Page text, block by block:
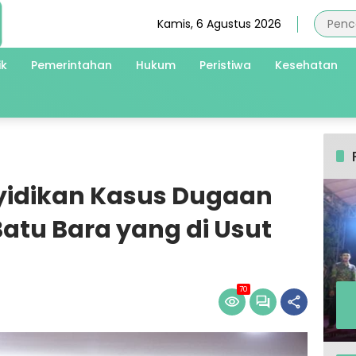
Kamis, 6 Agustus 2026
Pemerintahan Hukum Peristiwa Kesehatan
Kasus Dugaan
Bara yang di Usut
70